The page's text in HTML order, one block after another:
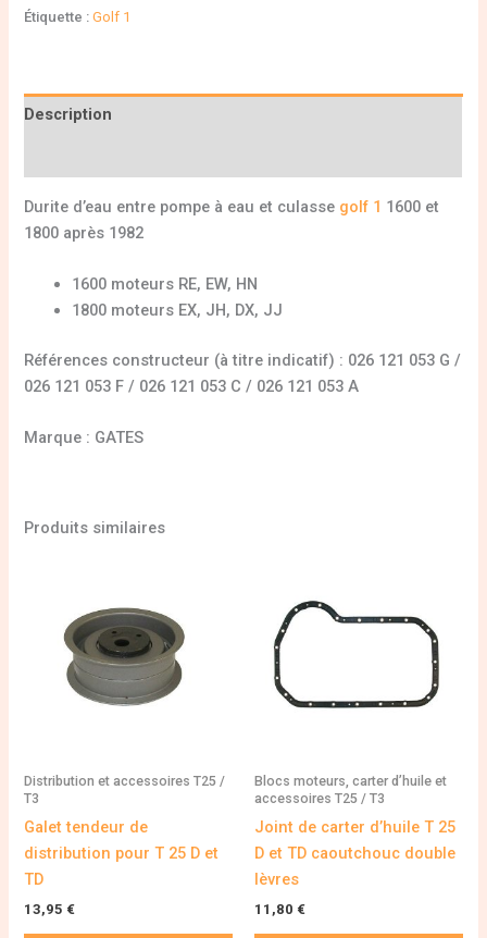
Étiquette :Golf 1
Description
Durite d’eau entre pompe à eau et culasse golf 1 1600 et
1800 après 1982
1600 moteurs RE, EW, HN
1800 moteurs EX, JH, DX, JJ
Références constructeur (à titre indicatif) : 026 121 053 G /
026 121 053 F / 026 121 053 C / 026 121 053 A
Marque : GATES
Produits similaires
Distribution et accessoires T25 /
T3
Galet tendeur de
distribution pour T 25 D et
TD
13,95 €
Blocs moteurs, carter d’huile et
accessoires T25 / T3
Joint de carter d’huile T 25
D et TD caoutchouc double
lèvres
11,80 €